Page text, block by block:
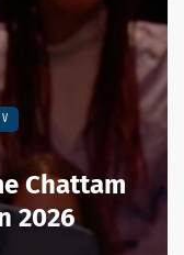
Chattam
2026